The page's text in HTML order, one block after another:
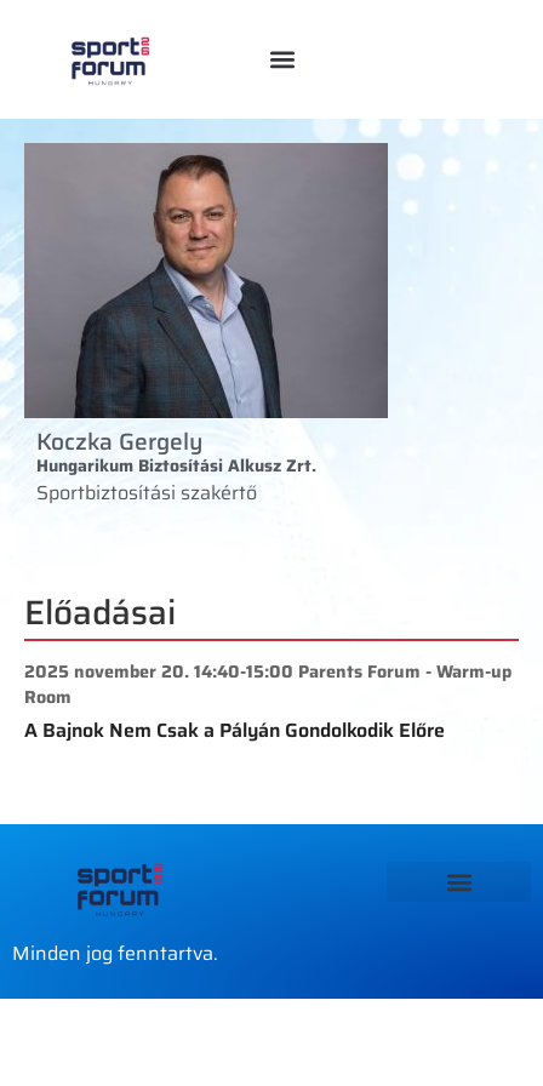
Koczka Gergely
Hungarikum Biztosítási Alkusz Zrt.
Sportbiztosítási szakértő
Előadásai
2025 november 20. 14:40-15:00 Parents Forum - Warm-up
Room
A Bajnok Nem Csak a Pályán Gondolkodik Előre
Minden jog fenntartva.